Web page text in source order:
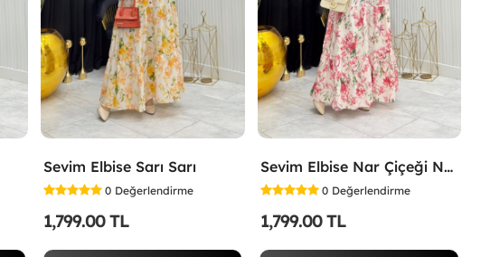
Sevim Elbise Sarı Sarı
0 Değerlendirme
1,799.00 TL
Sevim Elbise Nar Çiçeği Nar Çiçeği
0 Değerlendirme
1,799.00 TL